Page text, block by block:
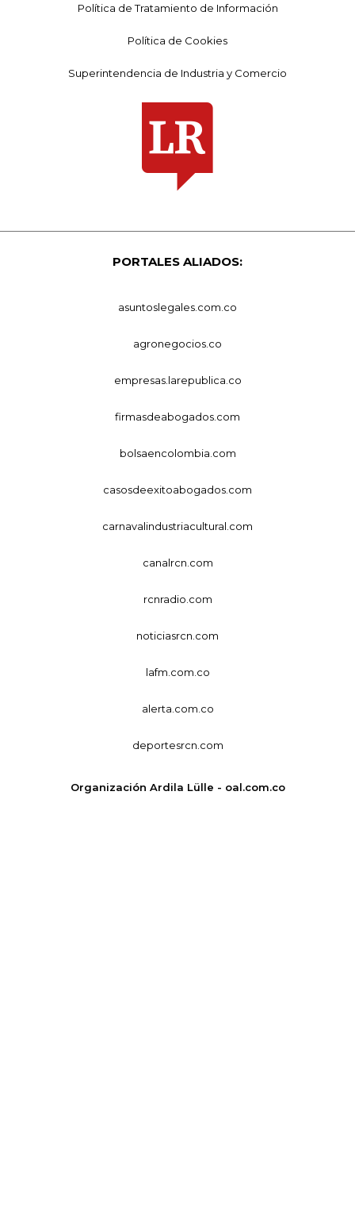
Política de Tratamiento de Información
Política de Cookies
Superintendencia de Industria y Comercio
PORTALES ALIADOS:
asuntoslegales.com.co
agronegocios.co
empresas.larepublica.co
firmasdeabogados.com
bolsaencolombia.com
casosdeexitoabogados.com
carnavalindustriacultural.com
canalrcn.com
rcnradio.com
noticiasrcn.com
lafm.com.co
alerta.com.co
deportesrcn.com
Organización Ardila Lülle - oal.com.co